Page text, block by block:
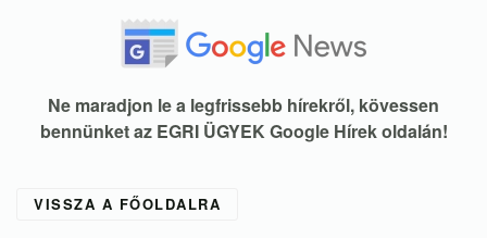
Ne maradjon le a legfrissebb hírekről, kövessen
bennünket az EGRI ÜGYEK Google Hírek oldalán!
VISSZA A FŐOLDALRA